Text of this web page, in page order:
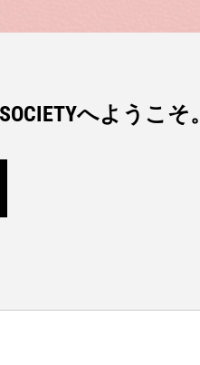
へようこそ。